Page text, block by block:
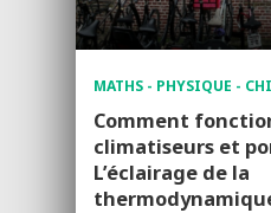
MATHS - PHYSIQUE -
Comment
climatiseurs et
L’éclairage de la